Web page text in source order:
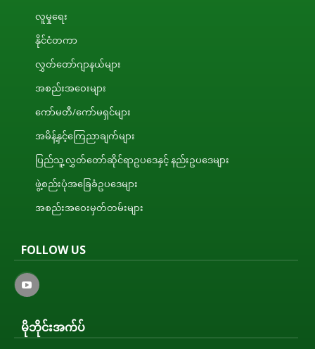
လူမှုရေး
နိုင်ငံတကာ
လွှတ်တော်ဂျာနယ်များ
အစည်းအဝေးများ
ကော်မတီ/ကော်မရှင်များ
အမိန့်နှင့်ကြေညာချက်များ
ပြည်သူ့လွှတ်တော်ဆိုင်ရာဥပဒေနှင့် နည်းဥပဒေများ
ဖွဲ့စည်းပုံအခြေခံဥပဒေများ
အစည်းအဝေးမှတ်တမ်းများ
FOLLOW US
မိုဘိုင်းအက်ပ်